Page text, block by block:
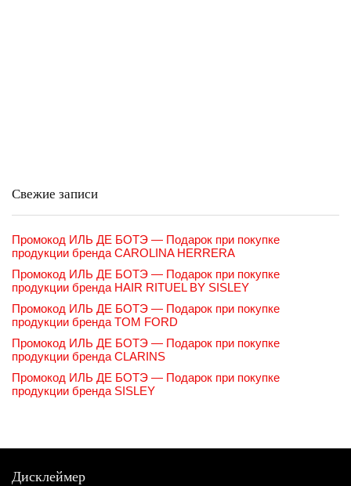
Свежие записи
Промокод ИЛЬ ДЕ БОТЭ — Подарок при покупке
продукции бренда CAROLINA HERRERA
Промокод ИЛЬ ДЕ БОТЭ — Подарок при покупке
продукции бренда HAIR RITUEL BY SISLEY
Промокод ИЛЬ ДЕ БОТЭ — Подарок при покупке
продукции бренда TOM FORD
Промокод ИЛЬ ДЕ БОТЭ — Подарок при покупке
продукции бренда CLARINS
Промокод ИЛЬ ДЕ БОТЭ — Подарок при покупке
продукции бренда SISLEY
Дисклеймер